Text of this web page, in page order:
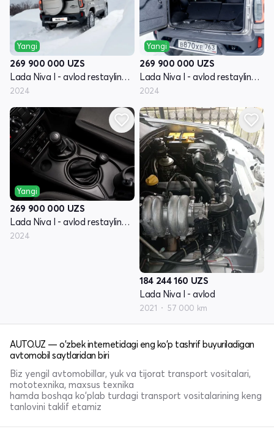
Yangi
269 900 000 UZS
Lada Niva I - avlod restayling (Travel)
2024
Yangi
269 900 000 UZS
Lada Niva I - avlod restayling (Travel)
2024
Yangi
269 900 000 UZS
Lada Niva I - avlod restayling (Travel)
2024
184 244 160 UZS
Lada Niva I - avlod
2021 57 000 km
AUTO.UZ — o'zbek internetidagi eng ko'p tashrif buyuriladigan
avtomobil saytlaridan biri
Biz yengil avtomobillar, yuk va tijorat transport vositalari,
mototexnika, maxsus texnika
hamda boshqa ko'plab turdagi transport vositalarining keng
tanlovini taklif etamiz